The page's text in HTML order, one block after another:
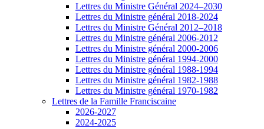
Lettres du Ministre Général 2024–2030
Lettres du Ministre général 2018-2024
Lettres du Ministre Général 2012–2018
Lettres du Ministre général 2006-2012
Lettres du Ministre général 2000-2006
Lettres du Ministre général 1994-2000
Lettres du Ministre général 1988-1994
Lettres du Ministre général 1982-1988
Lettres du Ministre général 1970-1982
Lettres de la Famille Franciscaine
2026-2027
2024-2025